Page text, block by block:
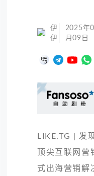
伊
伊
2025年
月09日
LIKE.TG | 发
顶尖互联网
式出海营销解